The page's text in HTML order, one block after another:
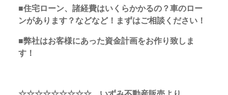
■住宅ローン、諸経費はいくらかかるの？車のロー
ンがあります？などなど！まずはご相談ください！
■弊社はお客様にあった資金計画をお作り致しま
す！